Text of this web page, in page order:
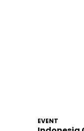
EVENT